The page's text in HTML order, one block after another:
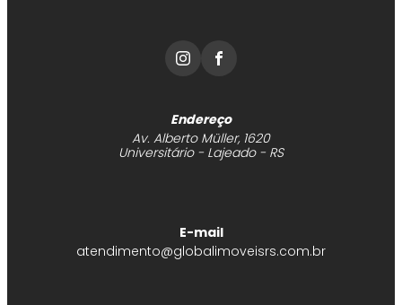
Endereço
Av. Alberto Müller, 1620
Universitário - Lajeado - RS
E-mail
atendimento@globalimoveisrs.com.br